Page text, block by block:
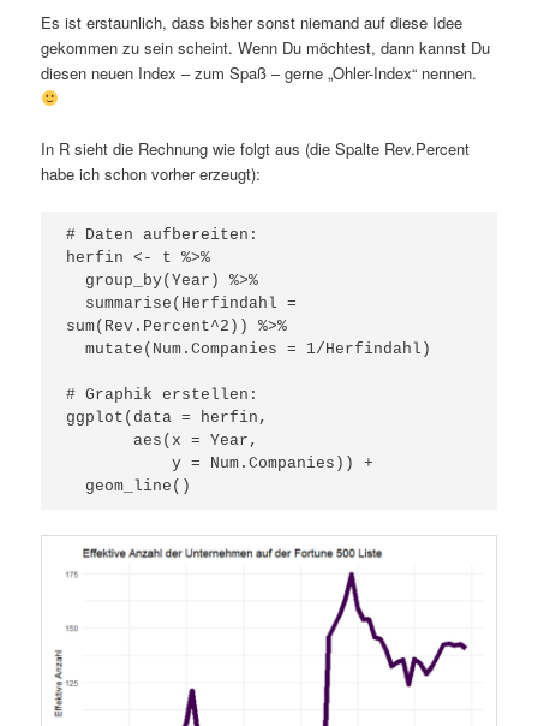
Es ist erstaunlich, dass bisher sonst niemand auf diese Idee
gekommen zu sein scheint. Wenn Du möchtest, dann kannst Du
diesen neuen Index – zum Spaß – gerne „Ohler-Index“ nennen.
In R sieht die Rechnung wie folgt aus (die Spalte Rev.Percent
habe ich schon vorher erzeugt):
# Daten aufbereiten:
herfin <- t %>%
sum(Rev.Percent^2)) %>%
  mutate(Num.Companies = 1/Herfindahl)
# Graphik erstellen:
ggplot(data = herfin,
           y = Num.Companies)) +